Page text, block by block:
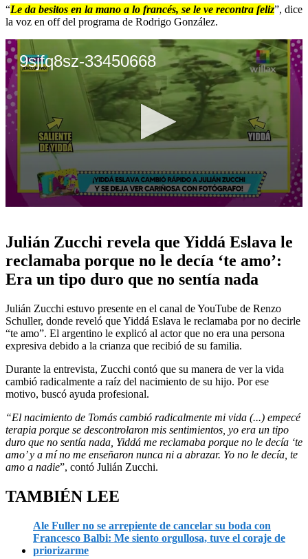
“Le da besitos en la mano a lo francés, se le ve recontra feliz”, dice
la voz en off del programa de Rodrigo González.
9sjfq8sz-33450668
5
minutes,
4
seconds
Julián Zucchi revela que Yiddá Eslava le
reclamaba porque no le decía ‘te amo’:
Era un tipo duro que no sentía nada
Julián Zucchi estuvo presente en el canal de YouTube de Renzo
Schuller, donde reveló que Yiddá Eslava le reclamaba por no decirle
“te amo”. El argentino le explicó al actor que no era una persona
expresiva debido a la crianza que recibió de su familia.
Durante la entrevista, Zucchi contó que su manera de ver la vida
cambió radicalmente a raíz del nacimiento de su hijo. Por ese
motivo, buscó ayuda profesional.
“El nacimiento de Tomás cambió radicalmente mi vida (...) empecé
terapia porque se descontrolaron mis sentimientos, yo era un tipo
duro que no sentía nada, Yiddá me reclamaba porque no le decía ‘te
amo’ y a mí no me enseñaron nunca ni a abrazar. Yo no le decía, te
amo a nadie”, contó Julián Zucchi.
TAMBIÉN LEE
Ale Fuller no se arrepiente de cancelar su boda con
Francesco Balbi: Me siento orgullosa, tuve el coraje de
priorizarme